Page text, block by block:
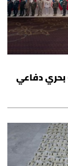
بحري دفاعي